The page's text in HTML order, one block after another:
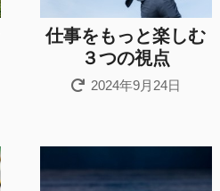
仕事をもっと楽しむ
３つの視点
2024年9月24日